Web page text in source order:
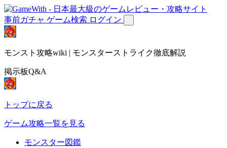
事前ガチャ ゲーム検索 ログイン
モンスト攻略wiki | モンスターストライク徹底解説
掲示板Q&A
トップに戻る
ゲーム攻略一覧を見る
モンスター図鑑